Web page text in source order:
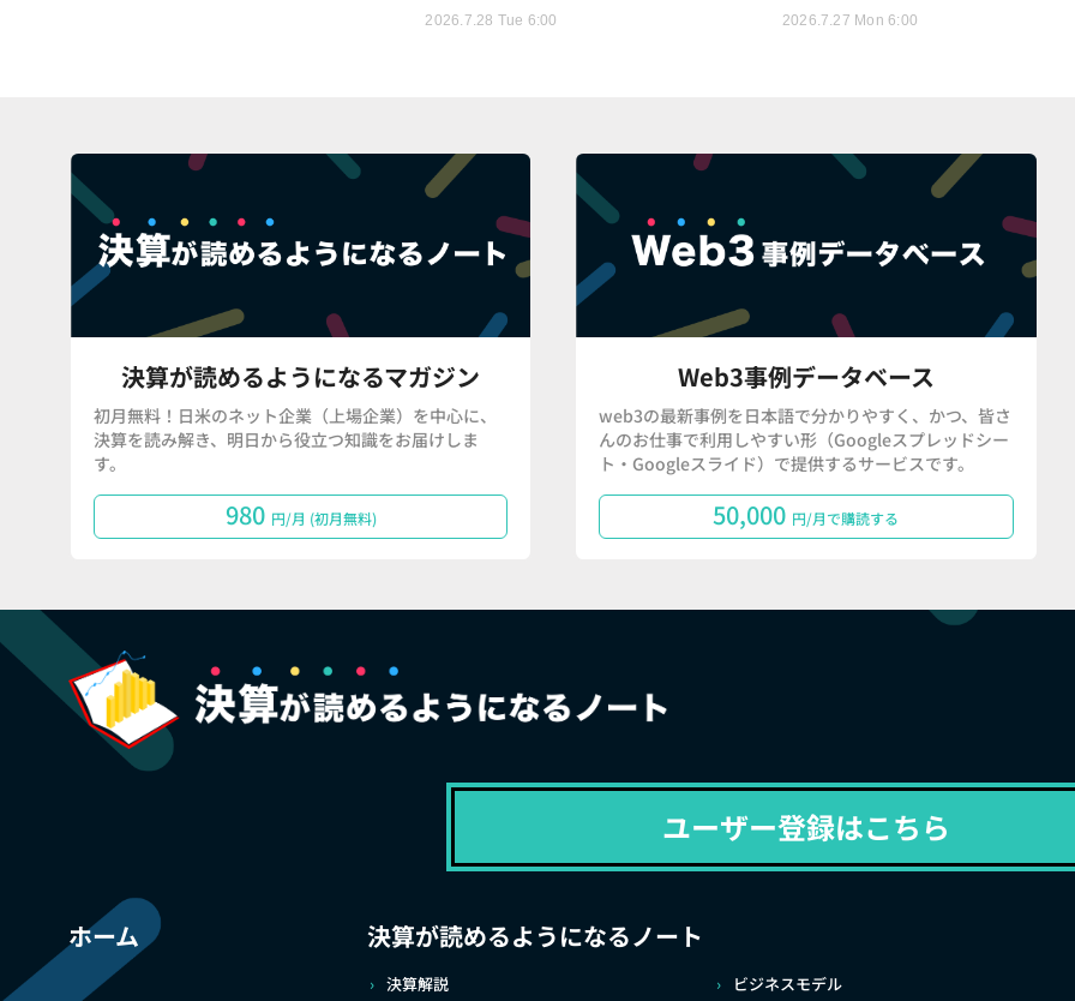
2026.7.28 Tue 6:00 2026.7.27 Mon 6:00
決算が読めるようになるマガジン
初月無料！日米のネット企業（上場企業）を中心に、
決算を読み解き、明日から役立つ知識をお届けしま
す。
980 円/月 (初月無料)
Web3事例データベース
web3の最新事例を日本語で分かりやすく、かつ、皆さ
んのお仕事で利用しやすい形（Googleスプレッドシー
ト・Googleスライド）で提供するサービスです。
50,000 円/月で購読する
ユーザー登録はこちら
ホーム 決算が読めるようになるノート
決算解説 ビジネスモデル